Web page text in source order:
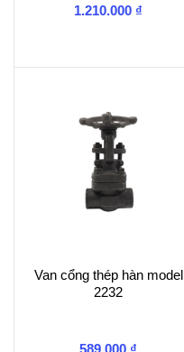
1.210.000 ₫
Van cổng thép hàn model
2232